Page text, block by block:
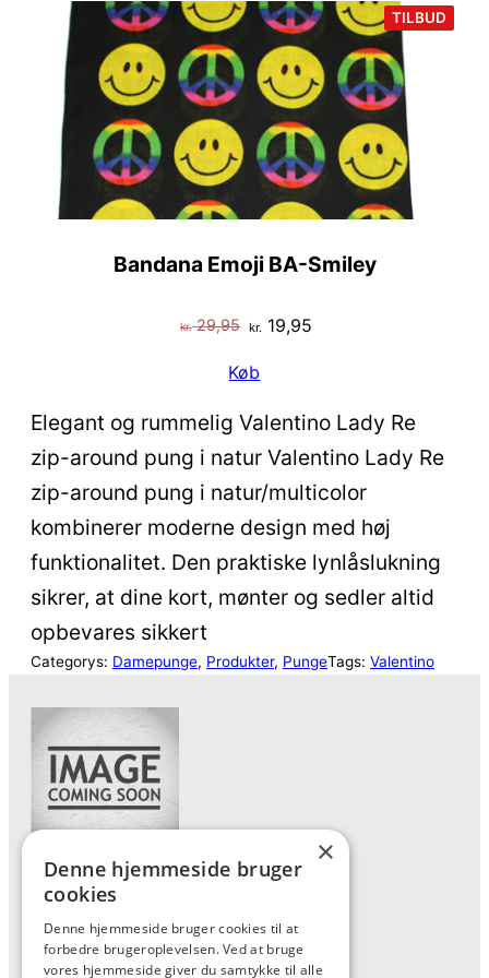
var:
kr. 29,95.
er:
kr. 19,95.
TILBUD
PÅ
Bandana Emoji BA-Smiley
kr.29,95 Den
pris
var:
kr. 19,95
kr. 19,95.
Køb
Elegant og rummelig Valentino Lady Re
zip-around pung i natur Valentino Lady Re
zip-around pung i natur/multicolor
kombinerer moderne design med høj
funktionalitet. Den praktiske lynlåslukning
sikrer, at dine kort, mønter og sedler altid
opbevares sikkert
Categorys: Damepunge, Produkter, PungeTags: Valentino
Forside
Vis alle produkter
Kontakt
×
Denne hjemmeside bruger
cookies
Denne hjemmeside bruger cookies til at
forbedre brugeroplevelsen. Ved at bruge
vores hjemmeside giver du samtykke til alle